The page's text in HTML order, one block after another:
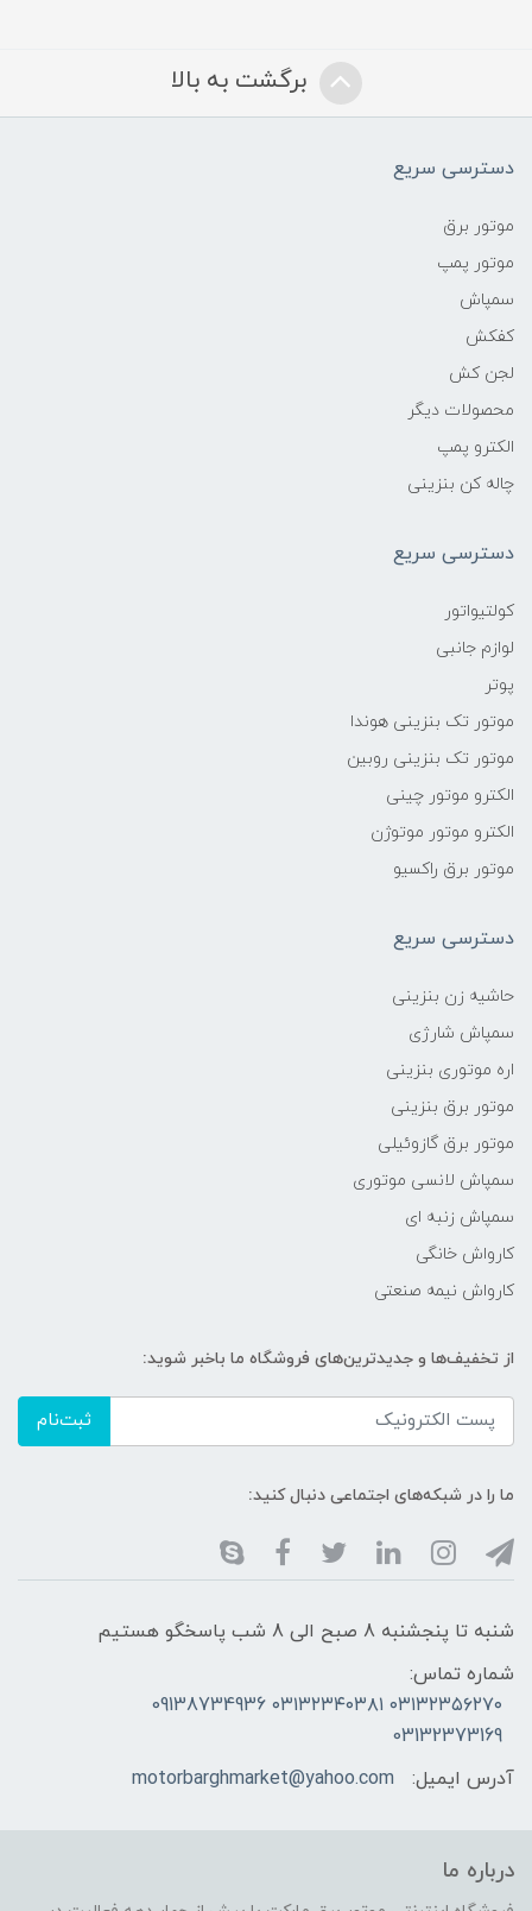
برگشت به بالا
دسترسی سریع
موتور برق
موتور پمپ
سمپاش
کفکش
لجن کش
محصولات دیگر
الکترو پمپ
چاله کن بنزینی
دسترسی سریع
کولتیواتور
لوازم جانبی
پوتر
موتور تک بنزینی هوندا
موتور تک بنزینی روبین
الکترو موتور چینی
الکترو موتور موتوژن
موتور برق راکسیو
دسترسی سریع
حاشیه زن بنزینی
سمپاش شارژی
اره موتوری بنزینی
موتور برق بنزینی
موتور برق گازوئیلی
سمپاش لانسی موتوری
سمپاش زنبه ای
کارواش خانگی
کارواش نیمه صنعتی
از تخفیف‌ها و جدیدترین‌های فروشگاه ما باخبر شوید:
ثبت‌نام
ما را در شبکه‌های اجتماعی دنبال کنید:
شنبه تا پنجشنبه 8 صبح الی 8 شب پاسخگو هستیم
شماره تماس:
۰۳۱۳۲۳۵۶۲۷۰ ۰۳۱۳۲۳۴۰۳۸۱ 09138734936
03132373169
آدرس ایمیل:
motorbarghmarket@yahoo.com
درباره ما